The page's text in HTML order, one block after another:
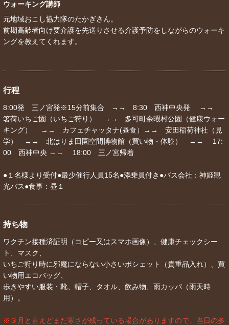
ウォーキング講師
元地域おこし協力隊のたかぎさん。
前期高齢者向け要介護を先送りさせる介護予防をしながらのウォーキ
ングを教えてくれます。
行程
8:00発 三ノ宮発※15分前集合 →→ 8:30 西神中央発 →→
箸荷いちご園（いちご狩り） →→ 多可町余暇村公園（健康ウォー
キング） →→ カフェチャッタナ(昼食）→→ 安田稲荷神社（見
学） →→ 北はりま田園空間博物館（買い物・体験） →→ 17:
00 西神中央 →→ 18:00 三ノ宮帰着
●１名様より受付●最少催行人員15名●添乗員付き●バス会社：神姫観
光バス●食事：昼１
持ち物
ワクチン接種済証明（コピー又はスマホ画像）、健康チェックシー
ト、マスク、
いちご狩り時に邪魔にならない小さいポシェット（貴重品入れ）、買
い物用エコバッグ、
歩きやすい服装・靴、帽子、タオル、飲み物、雨カッパ（雨天時
用）。
※３月と言えどまだ寒さが残っている場合がありますので、当日の多